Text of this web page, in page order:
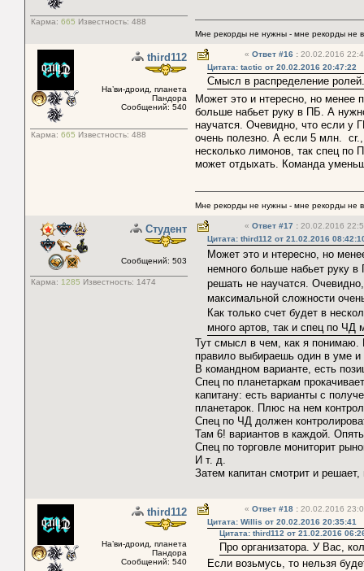
Карма: 665 Известность: 488
Мне рекорды не нужны - мне рекорды не
third112
На’ви-дроид, планета
Пандора
Сообщений: 540
Карма: 665 Известность: 488
« Ответ #16 : 20.02.2016
Цитата: tactic от 20.02.2016 20:47:22
Смысл в распределение ролей.
Может это и нтересно, но менее
больше набьет руку в ПБ. А
научатся. Очевидно, что если у
очень полезно. А если 5 млн. cr.,
несколько лимонов, так спец по
может отдыхать. Команда
Мне рекорды не нужны - мне рекорды не
Студент
Сообщений: 503
Карма: 1285 Известность: 1474
« Ответ #17 : 20.02.2016
Цитата: third112 от 21.02.2016
Может это и нтересно, но
немного больше набьет руку
решать не научатся.
максимальной сложности
Как только счет будет в
много артов, так и спец по ЧД
Тут смысл в чем, как я понимаю.
правило выбираешь один в уме и
В командном варианте, есть
Спец по планетаркам
капитану: есть варианты с
планетарок. Плюс на нем
Спец по ЧД должен
Там 6! вариантов в каждой.
Спец по торговле мониторит
И т. д.
Затем капитан смотрит и
third112
На’ви-дроид, планета
Пандора
Сообщений: 540
« Ответ #18 : 20.02.2016
Цитата: Willis от 20.02.2016 20:35:41
Цитата: third112 от 21.02.2016
Про организатора. У Вас,
Если возьмусь, то нельзя